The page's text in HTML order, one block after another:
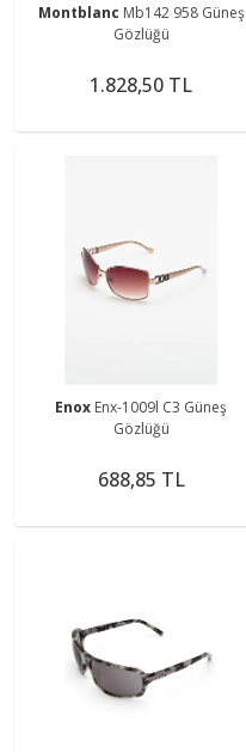
Montblanc Mb142 958 Güneş
Gözlüğü
1.828,50 TL
Enox Enx-1009l C3 Güneş
Gözlüğü
688,85 TL